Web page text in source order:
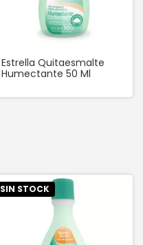
Estrella Quitaesmalte
Humectante 50 Ml
SIN STOCK